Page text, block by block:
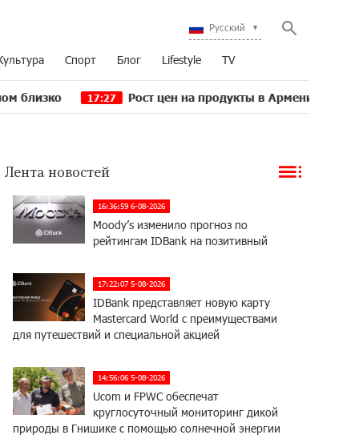
Русский
Спорт Блог Lifestyle TV
17:27 Рост цен на продукты в Армении ускорился до
Лента новостей
16:36:59 6-08-2026
Moody’s изменило прогноз по
рейтингам IDBank на позитивный
17:22:07 5-08-2026
IDBank представляет новую карту
Mastercard World с преимуществами
для путешествий и специальной акцией
14:56:06 5-08-2026
Ucom и FPWC обеспечат
круглосуточный мониторинг дикой
природы в Гнишике с помощью солнечной энергии